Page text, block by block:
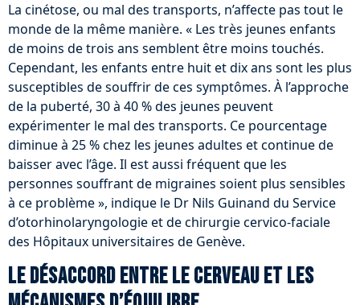
La cinétose, ou mal des transports, n’affecte pas tout le
monde de la même manière. « Les très jeunes enfants
de moins de trois ans semblent être moins touchés.
Cependant, les enfants entre huit et dix ans sont les plus
susceptibles de souffrir de ces symptômes. À l’approche
de la puberté, 30 à 40 % des jeunes peuvent
expérimenter le mal des transports. Ce pourcentage
diminue à 25 % chez les jeunes adultes et continue de
baisser avec l’âge. Il est aussi fréquent que les
personnes souffrant de migraines soient plus sensibles
à ce problème », indique le Dr Nils Guinand du Service
d’otorhinolaryngologie et de chirurgie cervico-faciale
des Hôpitaux universitaires de Genève.
Le désaccord entre le cerveau et les